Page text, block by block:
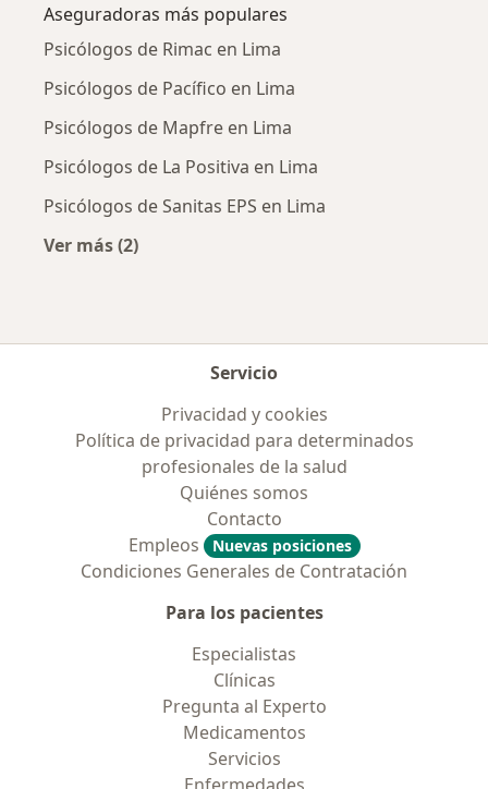
Aseguradoras más populares
Psicólogos de Rimac en Lima
Psicólogos de Pacífico en Lima
Psicólogos de Mapfre en Lima
Psicólogos de La Positiva en Lima
Psicólogos de Sanitas EPS en Lima
Ver más (2)
Servicio
Privacidad y cookies
Política de privacidad para determinados
profesionales de la salud
Quiénes somos
Contacto
Empleos
Nuevas posiciones
Condiciones Generales de Contratación
Para los pacientes
Especialistas
Clínicas
Pregunta al Experto
Medicamentos
Servicios